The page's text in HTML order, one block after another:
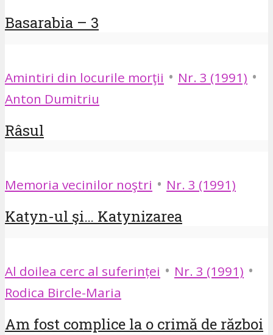
Basarabia – 3
Amintiri din locurile morţii • Nr. 3 (1991) •
Anton Dumitriu
Râsul
Memoria vecinilor noştri • Nr. 3 (1991)
Katyn-ul şi… Katynizarea
Al doilea cerc al suferinței • Nr. 3 (1991) •
Rodica Bircle-Maria
Am fost complice la o crimă de război